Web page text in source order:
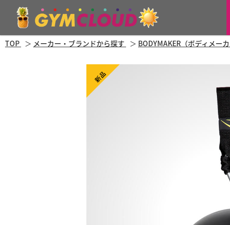
TOP メーカー・ブランドから探す BODYMAKER（ボディメーカ
新品